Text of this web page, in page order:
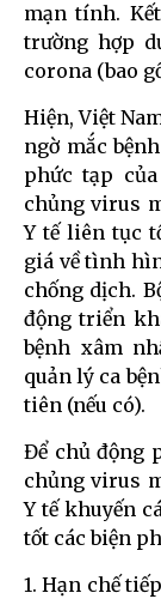
mạn tính.
trường hợp
corona (bao
Hiện, Việt
ngờ mắc
phức tạp
chủng virus
Y tế liên tục
giá về tình
chống dịch.
động triển
bệnh xâm
quản lý ca
tiên (nếu có).
Để chủ động
chủng virus
Y tế khuyến
tốt các biện
1. Hạn chế